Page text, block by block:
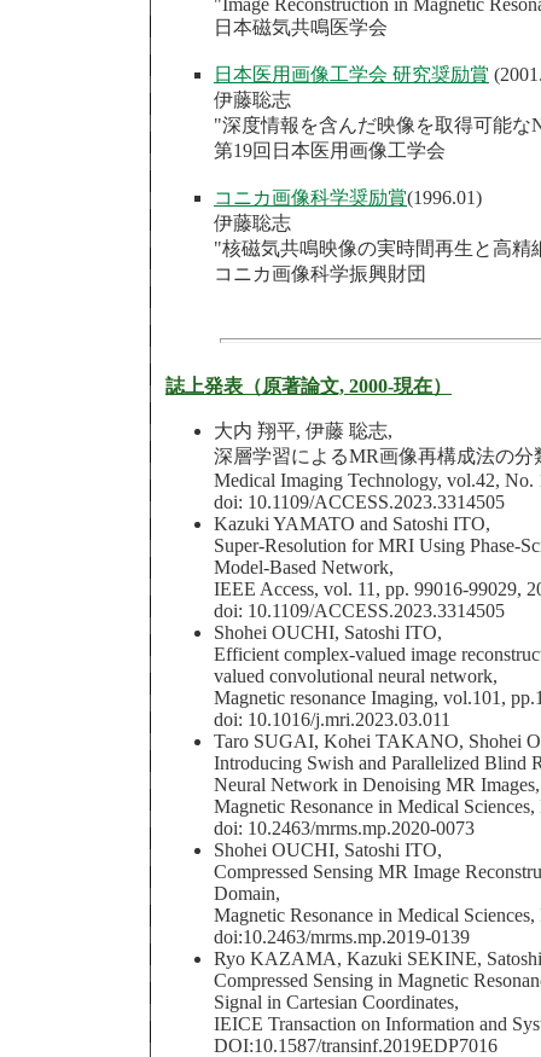
"Image Reconstruction in Magnetic
日本磁気共鳴医学会
日本医用画像工学会 研究奨励賞
伊藤聡志
"深度情報を含んだ映像を取得可能
第19回日本医用画像工学会
コニカ画像科学奨励賞(1996.01)
伊藤聡志
"核磁気共鳴映像の実時間再生と高精
コニカ画像科学振興財団
誌上発表（原著論文, 2000-現在）
大内 翔平, 伊藤 聡志,
深層学習によるMR画像再構成法の分
Medical Imaging Technology, vol.42, No.
doi: 10.1109/ACCESS.2023.3314505
Kazuki YAMATO and Satoshi ITO,
Super-Resolution for MRI Using Phase-
Model-Based Network,
IEEE Access, vol. 11, pp. 99016-99029,
doi: 10.1109/ACCESS.2023.3314505
Shohei OUCHI, Satoshi ITO,
Efficient complex-valued image
valued convolutional neural network,
Magnetic resonance Imaging, vol.101,
doi: 10.1016/j.mri.2023.03.011
Taro SUGAI, Kohei TAKANO, Shohei
Introducing Swish and Parallelized Blind
Neural Network in Denoising MR Images,
Magnetic Resonance in Medical
doi: 10.2463/mrms.mp.2020-0073
Shohei OUCHI, Satoshi ITO,
Compressed Sensing MR Image
Domain,
Magnetic Resonance in Medical
doi:10.2463/mrms.mp.2019-0139
Ryo KAZAMA, Kazuki SEKINE,
Compressed Sensing in Magnetic
Signal in Cartesian Coordinates,
IEICE Transaction on Information and
DOI:10.1587/transinf.2019EDP7016